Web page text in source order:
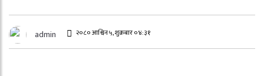
admin २०८० आश्विन ५, शुक्रबार ०४:३१